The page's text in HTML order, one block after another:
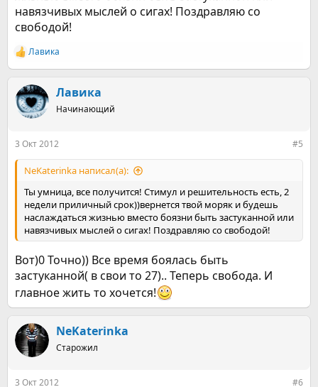
навязчивых мыслей о сигах! Поздравляю со
свободой!
Р
е
к
ц
и
Лавика
Лавика
Начинающий
3 Окт 2012 #5
NeKaterinka написал(а):
Ты умница, все получится! Стимул и решительность есть, 2
недели приличный срок))вернется твой моряк и будешь
наслаждаться жизнью вместо боязни быть застуканной или
навязчивых мыслей о сигах! Поздравляю со свободой!
Вот)0 Точно)) Все время боялась быть
застуканной( в свои то 27).. Теперь свобода. И
главное жить то хочется!
NeKaterinka
Старожил
3 Окт 2012 #6